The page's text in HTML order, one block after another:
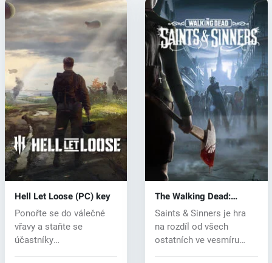
Hell Let Loose (PC) key
Ponořte se do válečné
vřavy a staňte se
účastníky
The Walking Dead:
Saints & Sinners (PC)
key
Saints & Sinners je hra
na rozdíl od všech
ostatních ve vesmíru